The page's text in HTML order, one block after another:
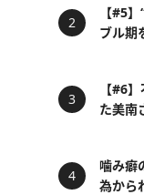
【#5
ブル期
【#6
た美南
噛み癖
為から